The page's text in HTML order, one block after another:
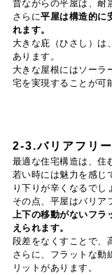
昔ながらの平屋は、耐
さらに平屋は構造的に
れます。
大きな庇（ひさし）は
あります。
大きな屋根にはソーラ
宅を実現することが可
2-3.バリアフリ
最適な住宅構造は、住
若い時には魅力を感じ
り下りが辛くなるでし
その点、平屋はバリア
上下の移動がないフラ
えられます。
段差をなくすことで、
さらに、フラットな動
リットがあります。